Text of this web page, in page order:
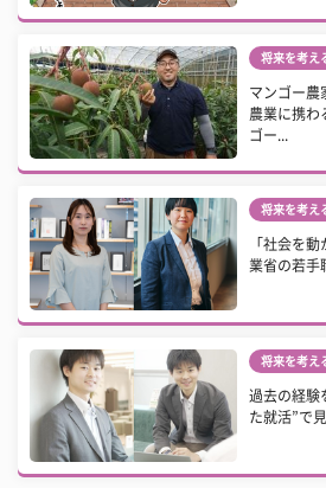
将来を考え
マンゴー農
農業に携わ
ゴー...
将来を考え
「社会を
業省の若手
将来を考え
過去の経験
た就活”で